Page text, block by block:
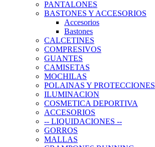
PANTALONES
BASTONES Y ACCESORIOS
Accesorios
Bastones
CALCETINES
COMPRESIVOS
GUANTES
CAMISETAS
MOCHILAS
POLAINAS Y PROTECCIONES
ILUMINACION
COSMETICA DEPORTIVA
ACCESORIOS
-- LIQUIDACIONES --
GORROS
MALLAS